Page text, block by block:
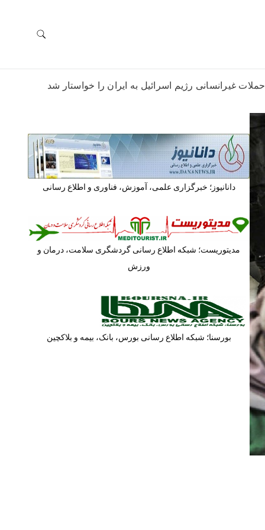
غیرانسانی رژیم اسرائیل به ایران را خواستار شد
دانانیوز؛ خبرگزاری علمی، آموزش، فناوری و اطلاع رسانی
مدیتوریست؛ شبکه اطلاع رسانی گردشگری سلامت، درمان و
ورزش
بورسنا؛ شبکه اطلاع رسانی بورس، بانک، بیمه و بلاکچین